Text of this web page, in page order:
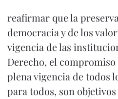
reafirmar que la
democracia y de los
vigencia de las
Derecho, el compromiso
plena vigencia de todos
para todos, son